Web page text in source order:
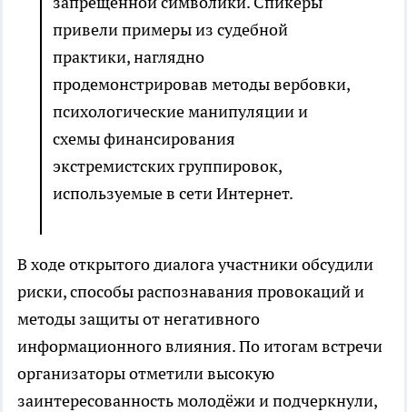
привели примеры из судебной
практики, наглядно
продемонстрировав методы вербовки,
психологические манипуляции и
схемы финансирования
экстремистских группировок,
используемые в сети Интернет.
В ходе открытого диалога участники обсудили
риски, способы распознавания провокаций и
методы защиты от негативного
информационного влияния. По итогам встречи
организаторы отметили высокую
заинтересованность молодёжи и подчеркнули,